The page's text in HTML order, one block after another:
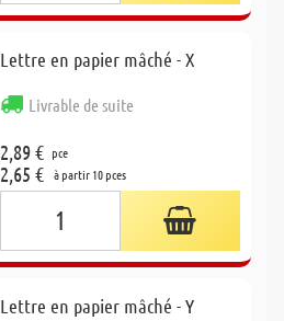
Lettre en papier mâché - X
Livrable de suite
2,89 € pce
2,65 € à partir 10 pces
Lettre en papier mâché - Y